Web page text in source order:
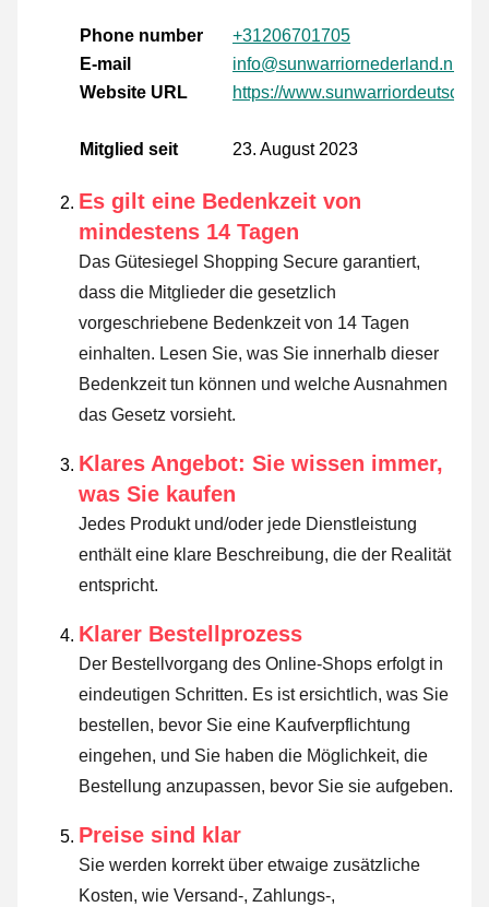
Phone number
+31206701705
E-mail
info@sunwarriornederland.nl
Website URL
https://
Mitglied seit 23. August 2023
Es gilt eine Bedenkzeit von
mindestens 14 Tagen
Das Gütesiegel Shopping Secure garantiert,
dass die Mitglieder die gesetzlich
vorgeschriebene Bedenkzeit von 14 Tagen
einhalten. Lesen Sie, was Sie innerhalb dieser
Bedenkzeit tun können und welche Ausnahmen
das Gesetz vorsieht.
Klares Angebot: Sie wissen immer,
was Sie kaufen
Jedes Produkt und/oder jede Dienstleistung
enthält eine klare Beschreibung, die der Realität
entspricht.
Klarer Bestellprozess
Der Bestellvorgang des Online-Shops erfolgt in
eindeutigen Schritten. Es ist ersichtlich, was Sie
bestellen, bevor Sie eine Kaufverpflichtung
eingehen, und Sie haben die Möglichkeit, die
Bestellung anzupassen, bevor Sie sie aufgeben.
Preise sind klar
Sie werden korrekt über etwaige zusätzliche
Kosten, wie Versand-, Zahlungs-,